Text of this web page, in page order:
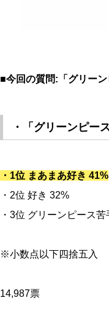
■今回の質問:「グリーン
・「グリーンピー
・1位 まあまあ好き 41%
・2位 好き 32%
・3位 グリーンピース
※小数点以下四捨五入
14,987票